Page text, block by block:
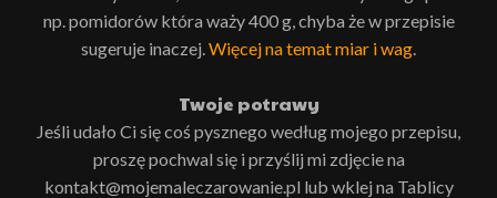
np. pomidorów która waży 400 g, chyba że w przepisie
sugeruje inaczej.Więcej na temat miar i wag.
Twoje potrawy
Jeśli udało Ci się coś pysznego według mojego przepisu,
proszę pochwal się i przyślij mi zdjęcie na
kontakt@mojemaleczarowanie.pl lub wklej na Tablicy